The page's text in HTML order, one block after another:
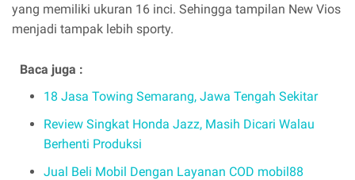
yang memiliki ukuran 16 inci. Sehingga tampilan New Vios
menjadi tampak lebih sporty.
Baca juga :
18 Jasa Towing Semarang, Jawa Tengah Sekitar
Review Singkat Honda Jazz, Masih Dicari Walau
Berhenti Produksi
Jual Beli Mobil Dengan Layanan COD mobil88